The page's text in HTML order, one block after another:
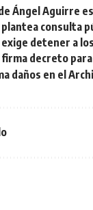
Ángel Aguirre
consulta
exige detener a
firma decreto
daños en el